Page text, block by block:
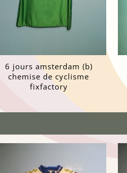
6 jours amsterdam (b)
chemise de cyclisme
fixfactory